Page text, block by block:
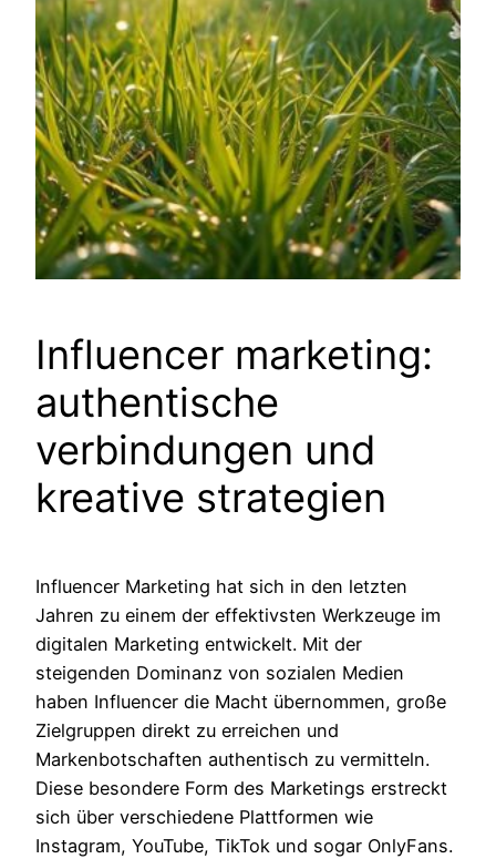
Influencer marketing:
authentische
verbindungen und
kreative strategien
Influencer Marketing hat sich in den letzten
Jahren zu einem der effektivsten Werkzeuge im
digitalen Marketing entwickelt. Mit der
steigenden Dominanz von sozialen Medien
haben Influencer die Macht übernommen, große
Zielgruppen direkt zu erreichen und
Markenbotschaften authentisch zu vermitteln.
Diese besondere Form des Marketings erstreckt
sich über verschiedene Plattformen wie
Instagram, YouTube, TikTok und sogar OnlyFans.